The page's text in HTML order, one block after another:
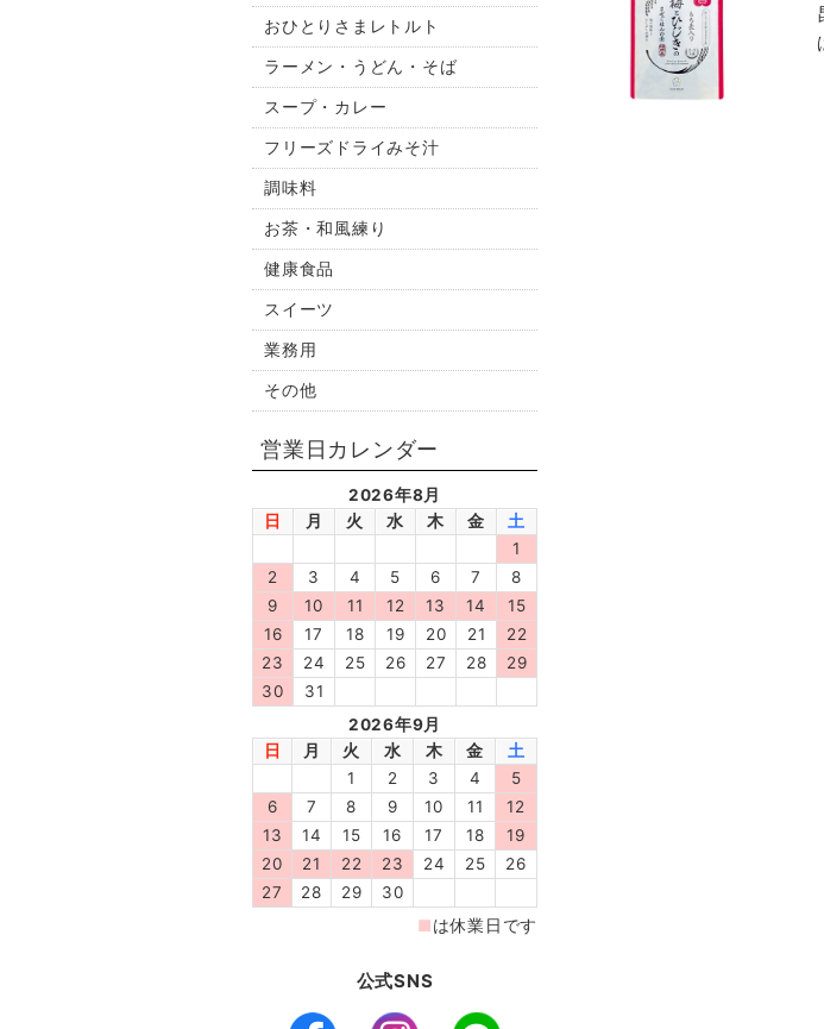
おひとりさまレトルト
ラーメン・うどん・そば
スープ・カレー
フリーズドライみそ汁
調味料
お茶・和風練り
健康食品
スイーツ
業務用
その他
公式SNS